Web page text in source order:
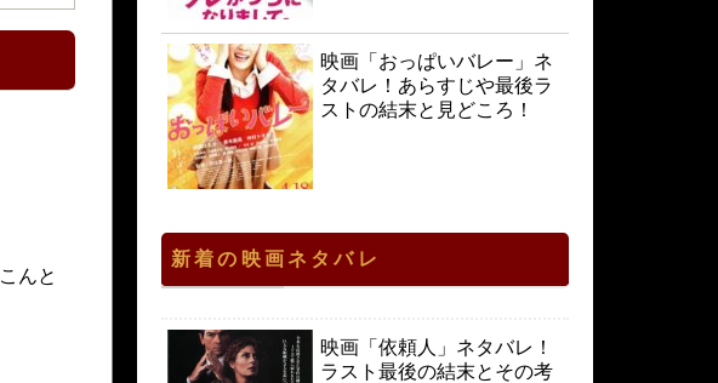
んと
映画「おっぱいバレー」ネ
タバレ！あらすじや最後ラ
ストの結末と見どころ！
新着の映画ネタバレ
映画「依頼人」ネタバレ！
ラスト最後の結末とその考